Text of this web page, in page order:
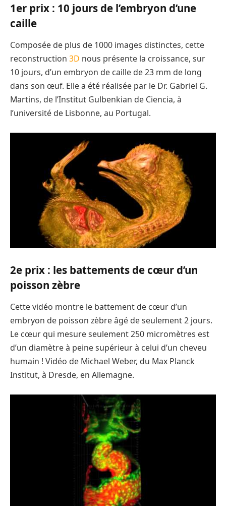
1er prix : 10 jours de l’embryon d’une
caille
Composée de plus de 1000 images distinctes, cette
reconstruction 3D nous présente la croissance, sur
10 jours, d’un embryon de caille de 23 mm de long
dans son œuf. Elle a été réalisée par le Dr. Gabriel G.
Martins, de l’Institut Gulbenkian de Ciencia, à
l’université de Lisbonne, au Portugal.
2e prix : les battements de cœur d’un
poisson zèbre
Cette vidéo montre le battement de cœur d’un
embryon de poisson zèbre âgé de seulement 2 jours.
Le cœur qui mesure seulement 250 micromètres est
d’un diamètre à peine supérieur à celui d’un cheveu
humain ! Vidéo de Michael Weber, du Max Planck
Institut, à Dresde, en Allemagne.